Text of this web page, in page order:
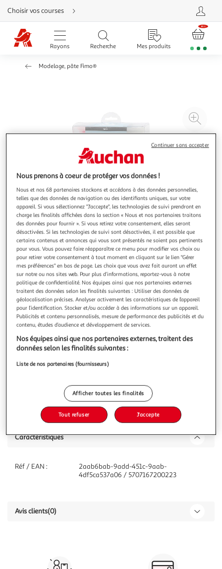
Aller
directement
au
contenu
Aller
directement
Aller
Choisir vos courses
Rayons Recherche Mes produits
Modelage, pâte Fimo®
à
Illustration
précédente
Illustration
suivante
CREATIV COMPANY
Set 10 pâtes à modeler foam clay - couleurs basiques
35 g
Cet ensemble de 10 pâtes à modeler Foam Clay® couleurs
basiques est idéale pour une activité manuelle d'enfant.
En savoir +
Vous voulez connaître le prix de ce produit ?
Afficher le prix
Description
Caractéristiques
Réf / EAN :
2aab6bab-9add-451c-9aab-
4df5ca537a06 / 5707167200223
Avis clients(0)
Nous prenons à coeur de protéger vos données !
Nous et nos 68 partenaires stockons et accédons à des données personnelles,
telles que des données de navigation ou des identifiants uniques, sur votre
appareil. Si vous sélectionnez "J'accepte", les technologies de suivi prendront en
charge les finalités affichées dans la section « Nous et nos partenaires traitons
des données pour fournir ». Si vous retirez votre consentement, elles seront
désactivées. Si les technologies de suivi sont désactivées, il est possible que
certains contenus et annonces qui vous sont présentés ne soient pas pertinents
pour vous. Vous pouvez faire réapparaître ce menu pour modifier vos choix ou
pour retirer votre consentement à tout moment en cliquant sur le lien "Gérer
mes préférences" en bas de page. Les choix que vous avez fait auront un effet
sur notre ou nos sites web. Pour plus d’informations, reportez-vous à notre
politique de confidentialité. Nos équipes ainsi que nos partenaires externes
traitent des données selon les finalités suivantes : Utiliser des données de
géolocalisation précises. Analyser activement les caractéristiques de l’appareil
pour l’identification. Stocker et/ou accéder à des informations sur un appareil.
Publicités et contenu personnalisés, mesure de performance des publicités et du
contenu, études d’audience et développement de services.
Nos équipes ainsi que nos partenaires externes, traitent des
données selon les finalités suivantes :
Liste de nos partenaires (fournisseurs)
Afficher toutes les finalités
Tout refuser J'accepte
Continuer sans accepter